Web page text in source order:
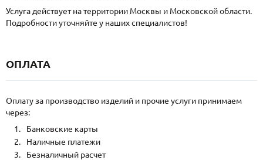
Услуга действует на территории Москвы и Московской области.
Подробности уточняйте у наших специалистов!
ОПЛАТА
Оплату за производство изделий и прочие услуги принимаем
через:
Банковские карты
Наличные платежи
Безналичный расчет